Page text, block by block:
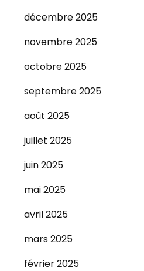
décembre 2025
novembre 2025
octobre 2025
septembre 2025
août 2025
juillet 2025
juin 2025
mai 2025
avril 2025
mars 2025
février 2025